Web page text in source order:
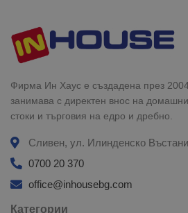
Фирма Ин Хаус е създадена през
занимава с директен внос на
стоки и търговия на едро и дребно.
Сливен, ул. Илинденско
0700 20 370
office@inhousebg.com
Категории